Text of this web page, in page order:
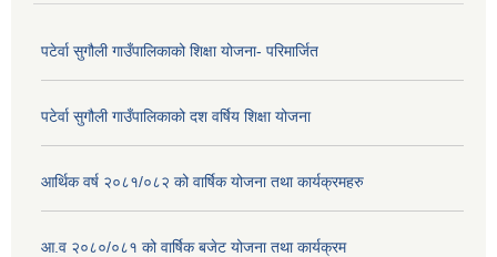
पटेर्वा सुगौली गाउँपालिकाको शिक्षा योजना- परिमार्जित
पटेर्वा सुगौली गाउँपालिकाको दश वर्षिय शिक्षा योजना
आर्थिक वर्ष २०८१/०८२ को वार्षिक योजना तथा कार्यक्रमहरु
आ.व २०८०/०८१ को वार्षिक बजेट योजना तथा कार्यक्रम